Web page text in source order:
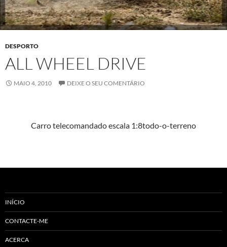
DESPORTO
ALL WHEEL DRIVE
MAIO 4, 2010 DEIXE O SEU COMENTÁRIO
Car­ro tele­co­man­da­do escala 1:8todo-o-terreno
INÍCIO
CONTACTE-ME
ACERCA